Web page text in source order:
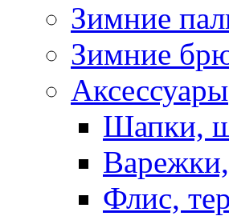
Зимние
Зимние
Аксессуары
Шапки,
Флис,